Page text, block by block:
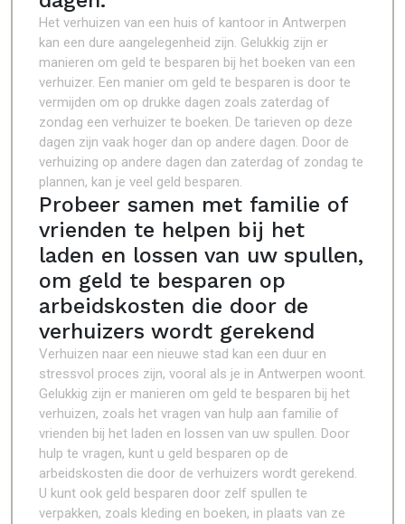
Het verhuizen van een huis of kantoor in Antwerpen
kan een dure aangelegenheid zijn. Gelukkig zijn er
manieren om geld te besparen bij het boeken van een
verhuizer. Een manier om geld te besparen is door te
vermijden om op drukke dagen zoals zaterdag of
zondag een verhuizer te boeken. De tarieven op deze
dagen zijn vaak hoger dan op andere dagen. Door de
verhuizing op andere dagen dan zaterdag of zondag te
plannen, kan je veel geld besparen.
Probeer samen met familie of
vrienden te helpen bij het
laden en lossen van uw spullen,
om geld te besparen op
arbeidskosten die door de
verhuizers wordt gerekend
Verhuizen naar een nieuwe stad kan een duur en
stressvol proces zijn, vooral als je in Antwerpen woont.
Gelukkig zijn er manieren om geld te besparen bij het
verhuizen, zoals het vragen van hulp aan familie of
vrienden bij het laden en lossen van uw spullen. Door
hulp te vragen, kunt u geld besparen op de
arbeidskosten die door de verhuizers wordt gerekend.
U kunt ook geld besparen door zelf spullen te
verpakken, zoals kleding en boeken, in plaats van ze